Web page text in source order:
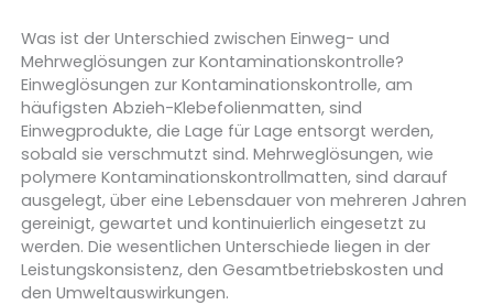
Was ist der Unterschied zwischen Einweg- und
Mehrweglösungen zur Kontaminationskontrolle?
Einweglösungen zur Kontaminationskontrolle, am
häufigsten Abzieh-Klebefolienmatten, sind
Einwegprodukte, die Lage für Lage entsorgt werden,
sobald sie verschmutzt sind. Mehrweglösungen, wie
polymere Kontaminationskontrollmatten, sind darauf
ausgelegt, über eine Lebensdauer von mehreren Jahren
gereinigt, gewartet und kontinuierlich eingesetzt zu
werden. Die wesentlichen Unterschiede liegen in der
Leistungskonsistenz, den Gesamtbetriebskosten und
den Umweltauswirkungen.